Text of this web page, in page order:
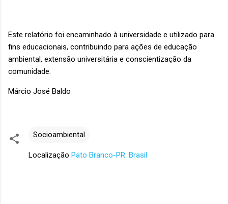
Este relatório foi encaminhado à universidade e utilizado para
fins educacionais, contribuindo para ações de educação
ambiental, extensão universitária e conscientização da
comunidade.
Márcio José Baldo
Socioambiental
Localização Pato Branco-PR. Brasil